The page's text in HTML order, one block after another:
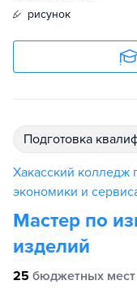
рисунок
подготовка
Хакасский колледж
экономики и
Мастер по
изделий
25 бюджетных мест